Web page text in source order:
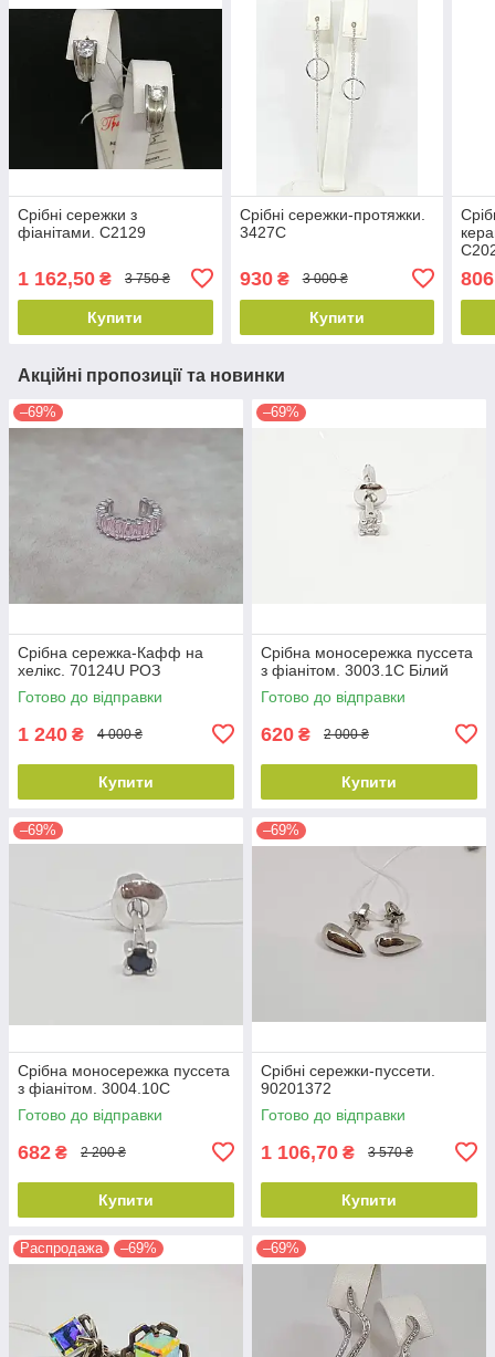
Срібні сережки з
фіанітами. С2129
1 162,50 ₴ 3 750 ₴
Купити
Срібні сережки-протяжки.
3427С
930₴ 3 000 ₴
Купити
806
Акційні пропозиції та новинки
–69%
Срібна сережка-Кафф на
хелікс. 70124U РОЗ
Готово до відправки
1 240 ₴ 4 000 ₴
Купити
–69%
Срібна моносережка пуссета
з фіанітом. 3003.1С Білий
Готово до відправки
620 ₴ 2 000 ₴
Купити
–69%
Срібна моносережка пуссета
з фіанітом. 3004.10С
Готово до відправки
682 ₴ 2 200 ₴
Купити
–69%
Срібні сережки-пуссети.
90201372
Готово до відправки
1 106,70 ₴ 3 570 ₴
Купити
Распродажа –69% –69%